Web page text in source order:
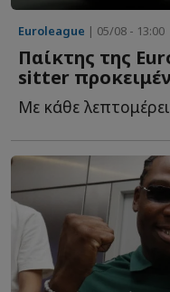
Euroleague | 05/08 - 13:00
Παίκτης της
sitter